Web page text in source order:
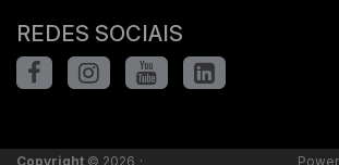
REDES SOCIAIS
Copyright © 2026 ·